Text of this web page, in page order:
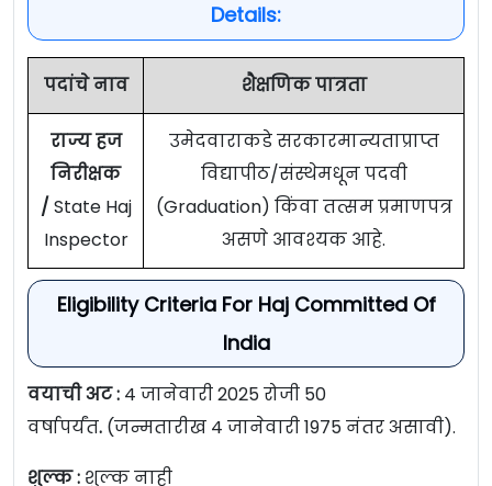
Details:
पदांचे नाव शैक्षणिक पात्रता
राज्य हज
निरीक्षक
/ State Haj
Inspector
उमेदवाराकडे सरकारमान्यताप्राप्त
विद्यापीठ/संस्थेमधून पदवी
(Graduation) किंवा तत्सम प्रमाणपत्र
असणे आवश्यक आहे.
Eligibility Criteria For Haj Committed Of
India
वयाची अट : 4 जानेवारी 2025 रोजी 50
वर्षापर्यंत. (जन्मतारीख 4 जानेवारी 1975 नंतर असावी).
शुल्क : शुल्क नाही